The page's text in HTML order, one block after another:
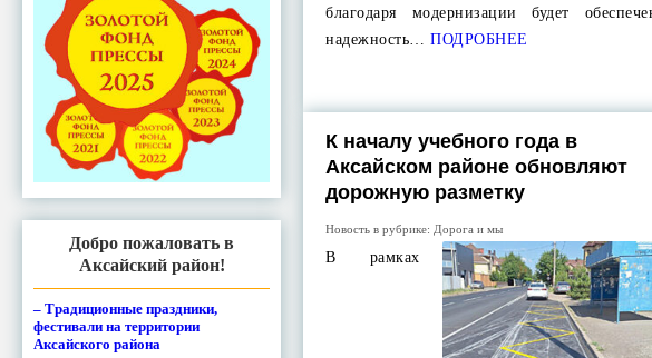
Добро пожаловать в
Аксайский район!
– Традиционные праздники,
фестивали на территории
Аксайского района
благодаря модернизации будет
надежность… ПОДРОБНЕЕ
К началу учебного года в
Аксайском районе обновляют
дорожную разметку
Новость в рубрике: Дорога и мы
В рамках